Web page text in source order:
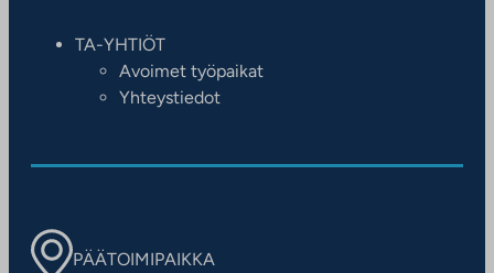
TA-YHTIÖT
Avoimet työpaikat
Yhteystiedot
PÄÄTOIMIPAIKKA